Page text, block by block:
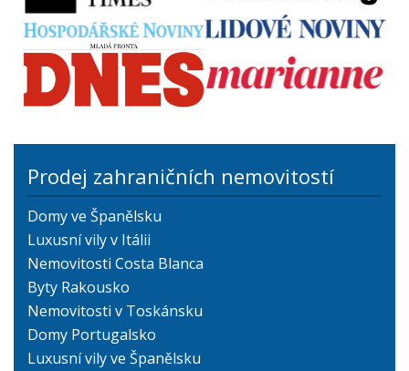
Prodej zahraničních nemovitostí
Domy ve Španělsku
Luxusní vily v Itálii
Nemovitosti Costa Blanca
Byty Rakousko
Nemovitosti v Toskánsku
Domy Portugalsko
Luxusní vily ve Španělsku